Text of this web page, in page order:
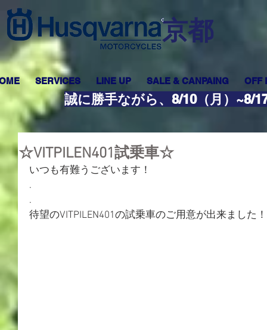
​京都
SERVICES LINE UP SALE & CANPAING OFF
誠に勝手ながら、8/10（月）~8/
☆VITPILEN401試乗車☆
いつも有難うございます！
.
.
待望のVITPILEN401の試乗車のご用意が出来ました！